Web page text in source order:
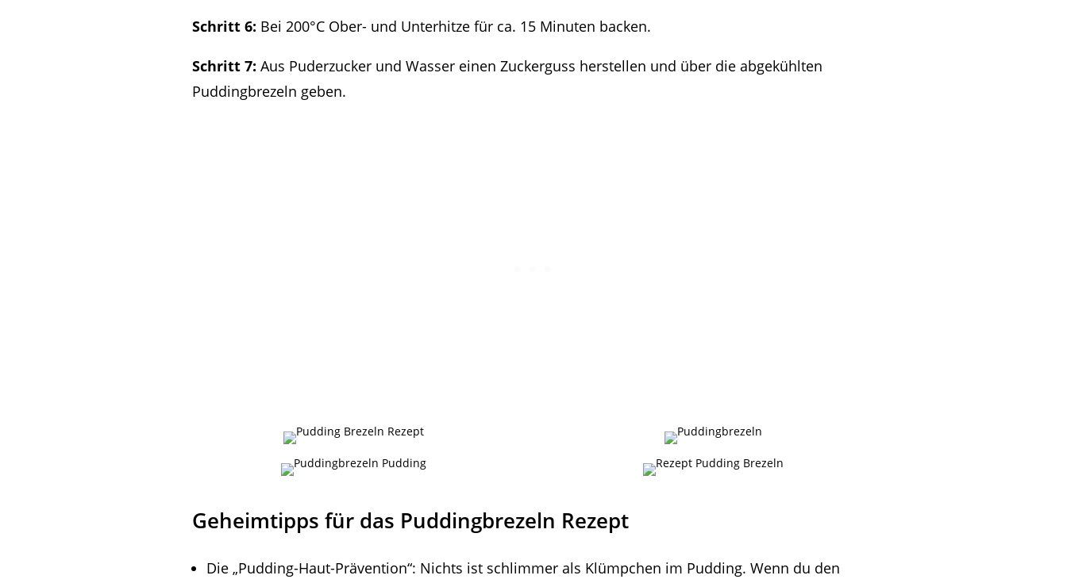
Schritt 6: Bei 200°C Ober- und Unterhitze für ca. 15 Minuten backen.
Schritt 7: Aus Puderzucker und Wasser einen Zuckerguss herstellen und über die abgekühlten
Puddingbrezeln geben.
Geheimtipps für das Puddingbrezeln Rezept
Die „Pudding-Haut-Prävention“: Nichts ist schlimmer als Klümpchen im Pudding. Wenn du den